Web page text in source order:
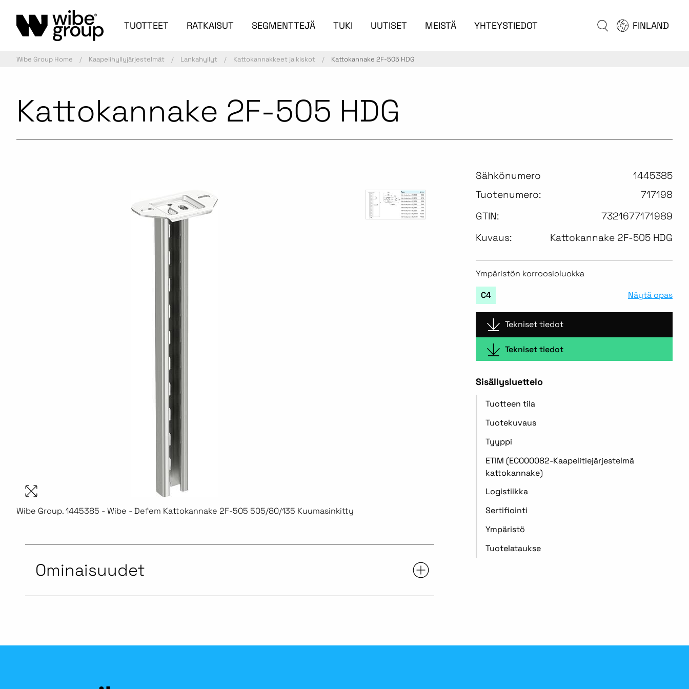
TUOTTEET RATKAISUT SEGMENTTEJÄ TUKI UUTISET MEISTÄ YHTEYSTIEDOT FINLAND
Wibe Group Home Kaapelihyllyjärjestelmät Lankahyllyt Kattokannakkeet ja kiskot Kattokannake 2F-505 HDG
Kattokannake 2F-505 HDG
Wibe Group. 1445385 - Wibe - Defem Kattokannake 2F-505 505/80/135 Kuumasinkitty
Ominaisuudet
Sähkönumero
1445385
Tuotenumero:
717198
GTIN:
7321677171989
Kuvaus:
Kattokannake 2F-505 HDG
Ympäristön korroosioluokka
C4 Näytä opas
Tekniset tiedot
Tekniset tiedot
Sisällysluettelo
Tuotteen tila
Tuotekuvaus
Tyyppi
ETIM (EC000082-Kaapelitiejärjestelmä
kattokannake)
Logistiikka
Sertifiointi
Ympäristö
Tuotelataukse